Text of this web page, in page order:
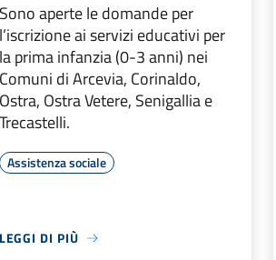
aperte le domande per
ai servizi educativi per
prima infanzia (0-3 anni) nei
di Arcevia, Corinaldo,
Ostra Vetere, Senigallia e
Assistenza sociale
DI PIÙ